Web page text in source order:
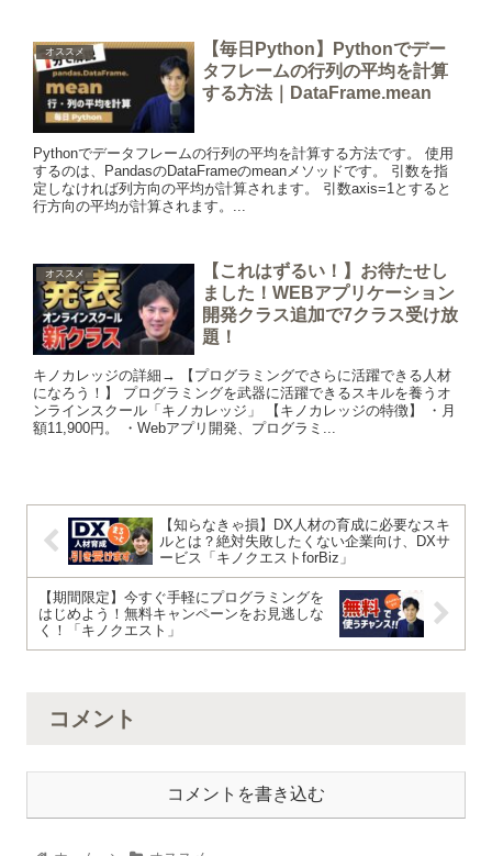
オススメ
【毎日Python】Pythonでデー
タフレームの行列の平均を計算
する方法｜DataFrame.mean
Pythonでデータフレームの行列の平均を計算する方法です。 使用
するのは、PandasのDataFrameのmeanメソッドです。 引数を指
定しなければ列方向の平均が計算されます。 引数axis=1とすると
行方向の平均が計算されます。...
オススメ
【これはずるい！】お待たせし
ました！WEBアプリケーション
開発クラス追加で7クラス受け放
題！
キノカレッジの詳細→ 【プログラミングでさらに活躍できる人材
になろう！】 プログラミングを武器に活躍できるスキルを養うオ
ンラインスクール「キノカレッジ」 【キノカレッジの特徴】 ・月
額11,900円。 ・Webアプリ開発、プログラミ...
【知らなきゃ損】DX人材の育成に必要なスキ
ルとは？絶対失敗したくない企業向け、DXサ
ービス「キノクエストforBiz」
【期間限定】今すぐ手軽にプログラミングを
はじめよう！無料キャンペーンをお見逃しな
く！「キノクエスト」
コメント
コメントを書き込む